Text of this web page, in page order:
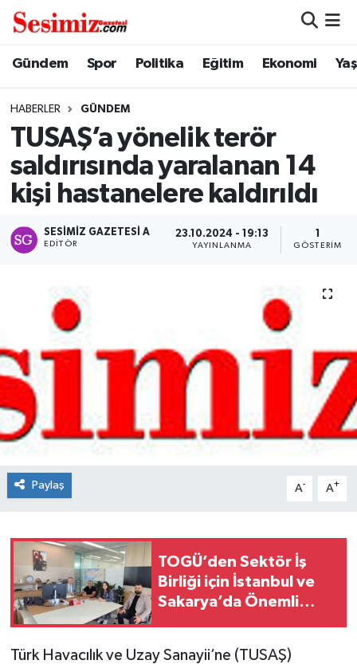
Gündem Spor Politika Eğitim Ekonomi
HABERLER GÜNDEM
TUSAŞ’a yönelik terör
saldırısında yaralanan 14
kişi hastanelere kaldırıldı
SESIMIZ GAZETESI A
EDITÖR
23.10.2024 - 19:13
YAYINLANMA GÖSTERIM
Paylaş A- A+
TOGÜ’den Sektör İş
Birliği için İstanbul ve
Sakarya’da Önemli
Türk Havacılık ve Uzay Sanayii’ne (TUSAŞ)
Dünya
Ekonomi
Genel
Gündem
Politika
Sağlık
Spor
Teknoloji
Nöbetçi Eczaneler
Hava Durumu
Namaz Vakitleri
Trafik Durumu
Süper Lig Puan Durumu ve Fikstür
Son Dakika Haberleri
Haber Arşivi